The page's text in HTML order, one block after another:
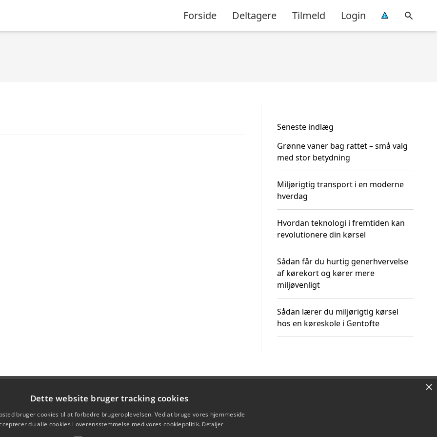
Forside Deltagere Tilmeld Login
Seneste indlæg
Grønne vaner bag rattet – små valg
med stor betydning
Miljørigtig transport i en moderne
hverdag
Hvordan teknologi i fremtiden kan
revolutionere din kørsel
Sådan får du hurtig generhvervelse
af kørekort og kører mere
miljøvenligt
Sådan lærer du miljørigtig kørsel
hos en køreskole i Gentofte
×
Dette website bruger tracking cookies
bruger cookies til at forbedre brugeroplevelsen. Ved at bruge vores hjemmeside
du alle cookies i overensstemmelse med vores cookiepolitik. Detaljer